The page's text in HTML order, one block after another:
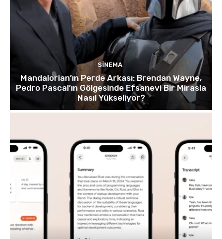
SINEMA
Mandalorian’ın Perde Arkası: Brendan Wayne,
Pedro Pascal’ın Gölgesinde Efsanevi Bir Mirasla
Nasıl Yükseliyor?